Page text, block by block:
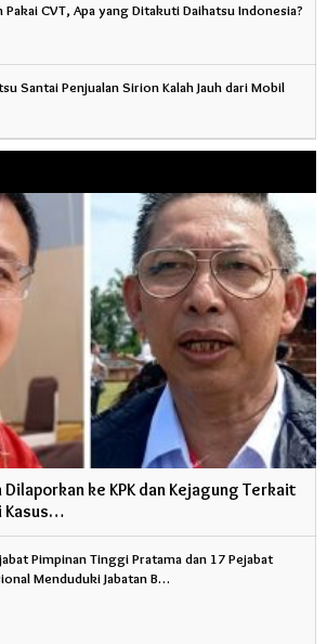
Pakai CVT, Apa yang Ditakuti Daihatsu Indonesia?
Santai Penjualan Sirion Kalah Jauh dari Mobil
Dilaporkan ke KPK dan Kejagung Terkait
Kasus…
Pimpinan Tinggi Pratama dan 17 Pejabat
Menduduki Jabatan B…